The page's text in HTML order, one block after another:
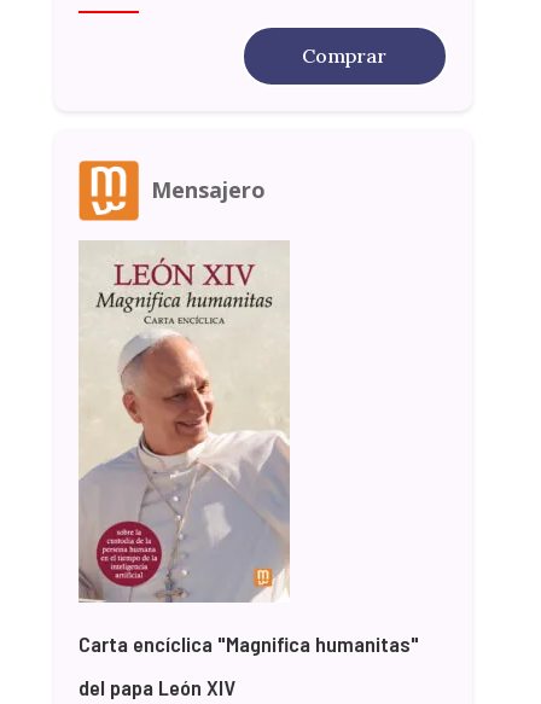
Comprar
Mensajero
Carta encíclica "Magnifica humanitas"
del papa León XIV